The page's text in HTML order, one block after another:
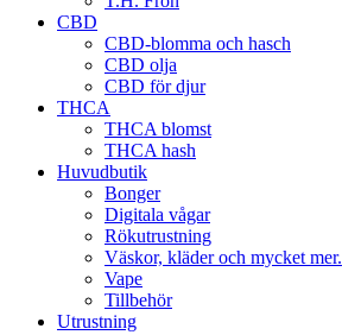
CBD
CBD-blomma och hasch
CBD olja
CBD för djur
THCA
THCA blomst
THCA hash
Huvudbutik
Bonger
Digitala vågar
Rökutrustning
Väskor, kläder och mycket mer.
Vape
Tillbehör
Utrustning